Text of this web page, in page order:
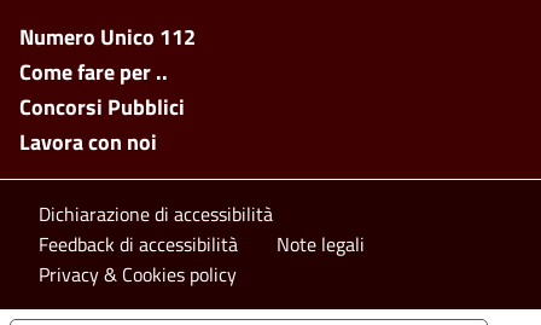
Footer side menu
Numero Unico 112
Come fare per ..
Concorsi Pubblici
Lavora con noi
Footer bottom
Dichiarazione di accessibilità
Feedback di accessibilità
Note legali
Privacy & Cookies policy